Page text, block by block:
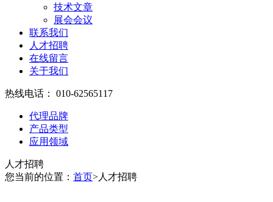
技术文章
展会会议
联系我们
人才招聘
在线留言
关于我们
热线电话： 010-62565117
代理品牌
产品类型
应用领域
人才招聘
您当前的位置： 首页>人才招聘